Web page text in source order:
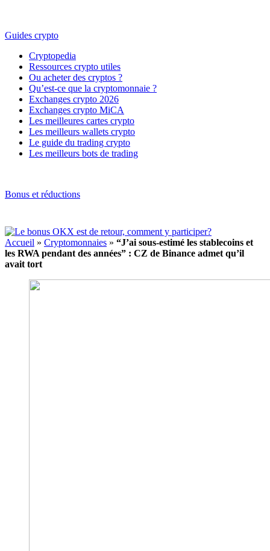
Guides crypto
Cryptopedia
Ressources crypto utiles
Ou acheter des cryptos ?
Qu’est-ce que la cryptomonnaie ?
Exchanges crypto 2026
Exchanges crypto MiCA
Les meilleures cartes crypto
Les meilleurs wallets crypto
Le guide du trading crypto
Les meilleurs bots de trading
Bonus et réductions
Accueil » Cryptomonnaies » “J’ai sous-estimé les stablecoins et
les RWA pendant des années” : CZ de Binance admet qu’il
avait tort